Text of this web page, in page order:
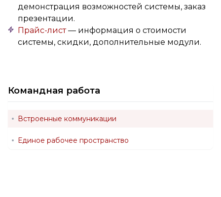
Командная работа
Встроенные коммуникации
Единое рабочее пространство
демонстрация возможностей системы, заказ
презентации.
Прайс-лист— информация о стоимости
системы, скидки, дополнительные модули.